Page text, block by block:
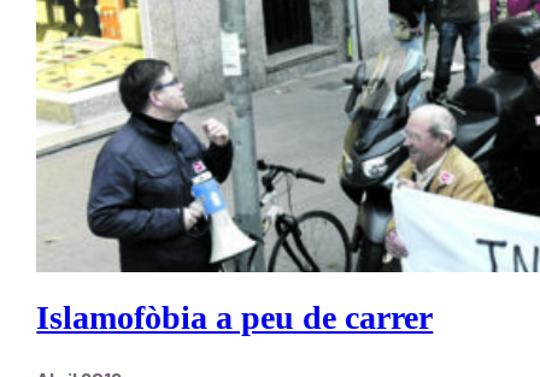
Islamofòbia a peu de carrer